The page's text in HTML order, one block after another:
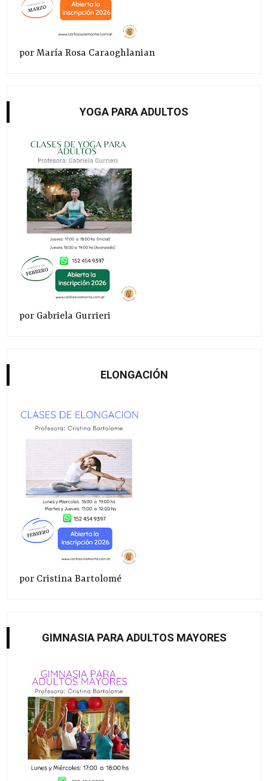
por María Rosa Caraoghlanian
YOGA PARA ADULTOS
por Gabriela Gurrieri
ELONGACIÓN
por Cristina Bartolomé
GIMNASIA PARA ADULTOS MAYORES